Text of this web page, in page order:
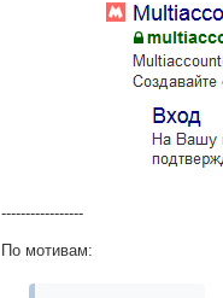
-----------------
По мотивам: